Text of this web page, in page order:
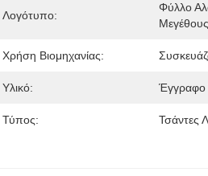
Λογότυπο:
Φύλλο
Μεγέθους
Χρήση Βιομηχανίας:
Υλικό: Έγγραφο
Τύπος: Τσάντες